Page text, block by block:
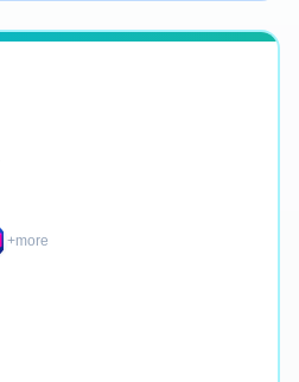
+more